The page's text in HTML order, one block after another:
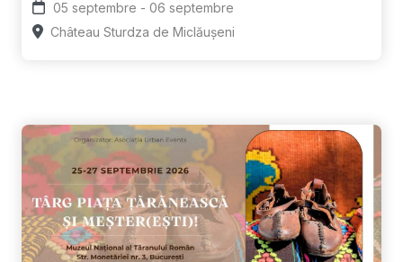
05 septembre - 06 septembre
Château Sturdza de Miclăușeni